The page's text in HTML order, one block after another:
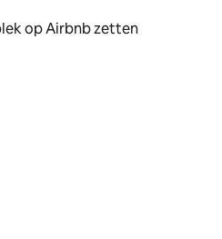
op Airbnb zetten